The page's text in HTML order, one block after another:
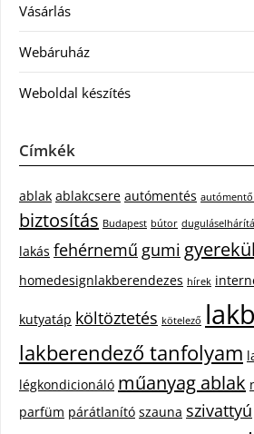
Vásárlás
Webáruház
Weboldal készítés
Címkék
ablak ablakcsere autómentés
biztosítás Budapest bútor
lakás fehérnemű gumi
homedesignlakberendezes hírek
kutyatáp költöztetés kötelező
lakberendező tanfolyam
légkondicionáló műanyag ablak
parfüm párátlanító szauna szivattyú